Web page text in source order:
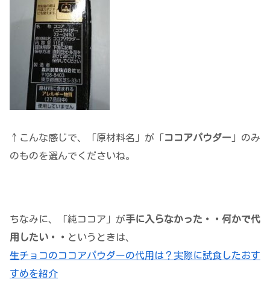
↑こんな感じで、「原材料名」が「 ココアパウダー 」のみ
のものを選んでくださいね。
ちなみに、「純ココア」が手に入らなかった・・何かで代
用したい・・ というときは、
生チョコのココアパウダーの代用は？実際に試食したおす
すめを紹介